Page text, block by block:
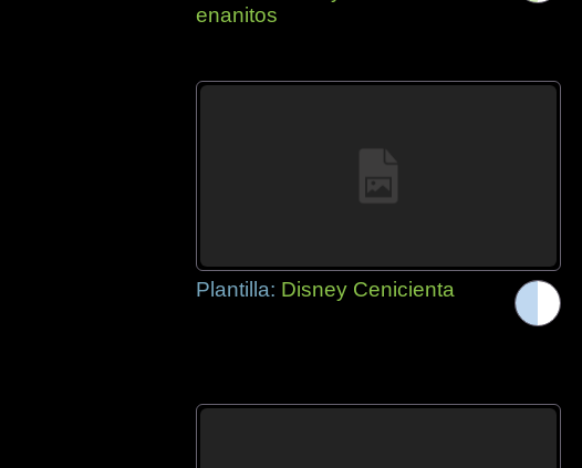
enanitos
Plantilla: Disney Cenicienta